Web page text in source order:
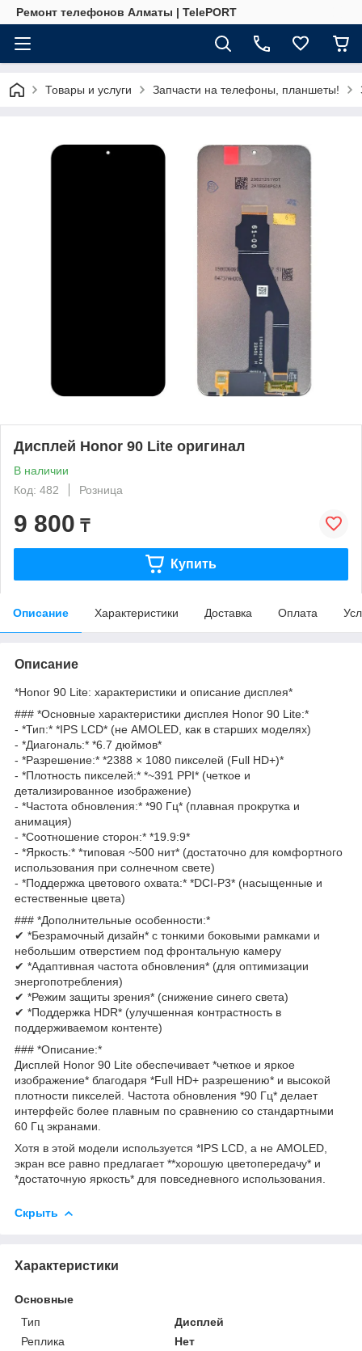
Ремонт телефонов Алматы | TelePORT
Товары и услуги Запчасти на телефоны, планшеты!
Дисплей Honor 90 Lite оригинал
В наличии
Код: 482
Розница
9 800 ₸
Купить
Описание Характеристики Доставка Оплата
Описание
*Honor 90 Lite: характеристики и описание дисплея*
### *Основные характеристики дисплея Honor 90 Lite:*
- *Тип:* *IPS LCD* (не AMOLED, как в старших моделях)
- *Диагональ:* *6.7 дюймов*
- *Разрешение:* *2388 × 1080 пикселей (Full HD+)*
- *Плотность пикселей:* *~391 PPI* (четкое и
детализированное изображение)
- *Частота обновления:* *90 Гц* (плавная прокрутка и
анимация)
- *Соотношение сторон:* *19.9:9*
- *Яркость:* *типовая ~500 нит* (достаточно для комфортного
использования при солнечном свете)
- *Поддержка цветового охвата:* *DCI-P3* (насыщенные и
естественные цвета)
### *Дополнительные особенности:*
✔ *Безрамочный дизайн* с тонкими боковыми рамками и
небольшим отверстием под фронтальную камеру
✔ *Адаптивная частота обновления* (для оптимизации
энергопотребления)
✔ *Режим защиты зрения* (снижение синего света)
✔ *Поддержка HDR* (улучшенная контрастность в
поддерживаемом контенте)
### *Описание:*
Дисплей Honor 90 Lite обеспечивает *четкое и яркое
изображение* благодаря *Full HD+ разрешению* и высокой
плотности пикселей. Частота обновления *90 Гц* делает
интерфейс более плавным по сравнению со стандартными
60 Гц экранами.
Хотя в этой модели используется *IPS LCD, а не AMOLED,
экран все равно предлагает **хорошую цветопередачу* и
*достаточную яркость* для повседневного использования.
Скрыть
Характеристики
Основные
Тип
Дисплей
Реплика
Нет